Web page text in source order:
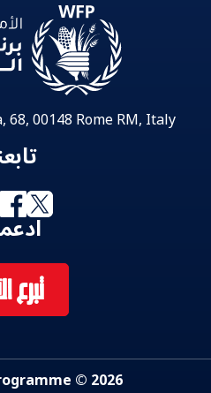
00148 Rome RM, Italy
تبرع
2026 © World Food Programme